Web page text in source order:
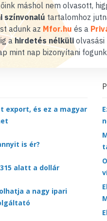
máshol nem olvasott,
színvonalú tartalomhoz
adunk az Mfor.hu és a
ahirdetés nélküliolvasási
mint nap bizonyítani
export, és ez a magyar
is ér?
alatt a dollár
a nagy ipari